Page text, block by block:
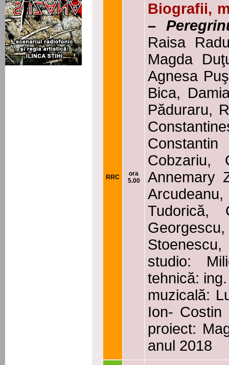
RRC
ora
5.00
Biografii,
–
Raisa
Magda
Agnesa
Bica,
Păduraru,
Cobzariu,
Annemary
Tudorică,
studio:
tehnică:
muzicală:
Ion- Costin
proiect:
anul 2018